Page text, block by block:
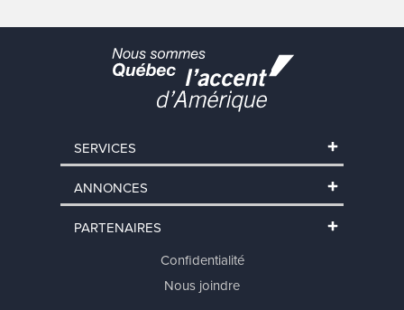
SERVICES
ANNONCES
PARTENAIRES
Confidentialité
Nous joindre